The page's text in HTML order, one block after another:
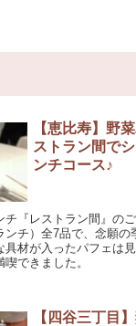
【恵比寿】野
ストラン間で
ンチコース♪
チ『レストラン間』の
ンチ）全7品で、念願の
具材が入ったパフェは
できました。
【四谷三丁目